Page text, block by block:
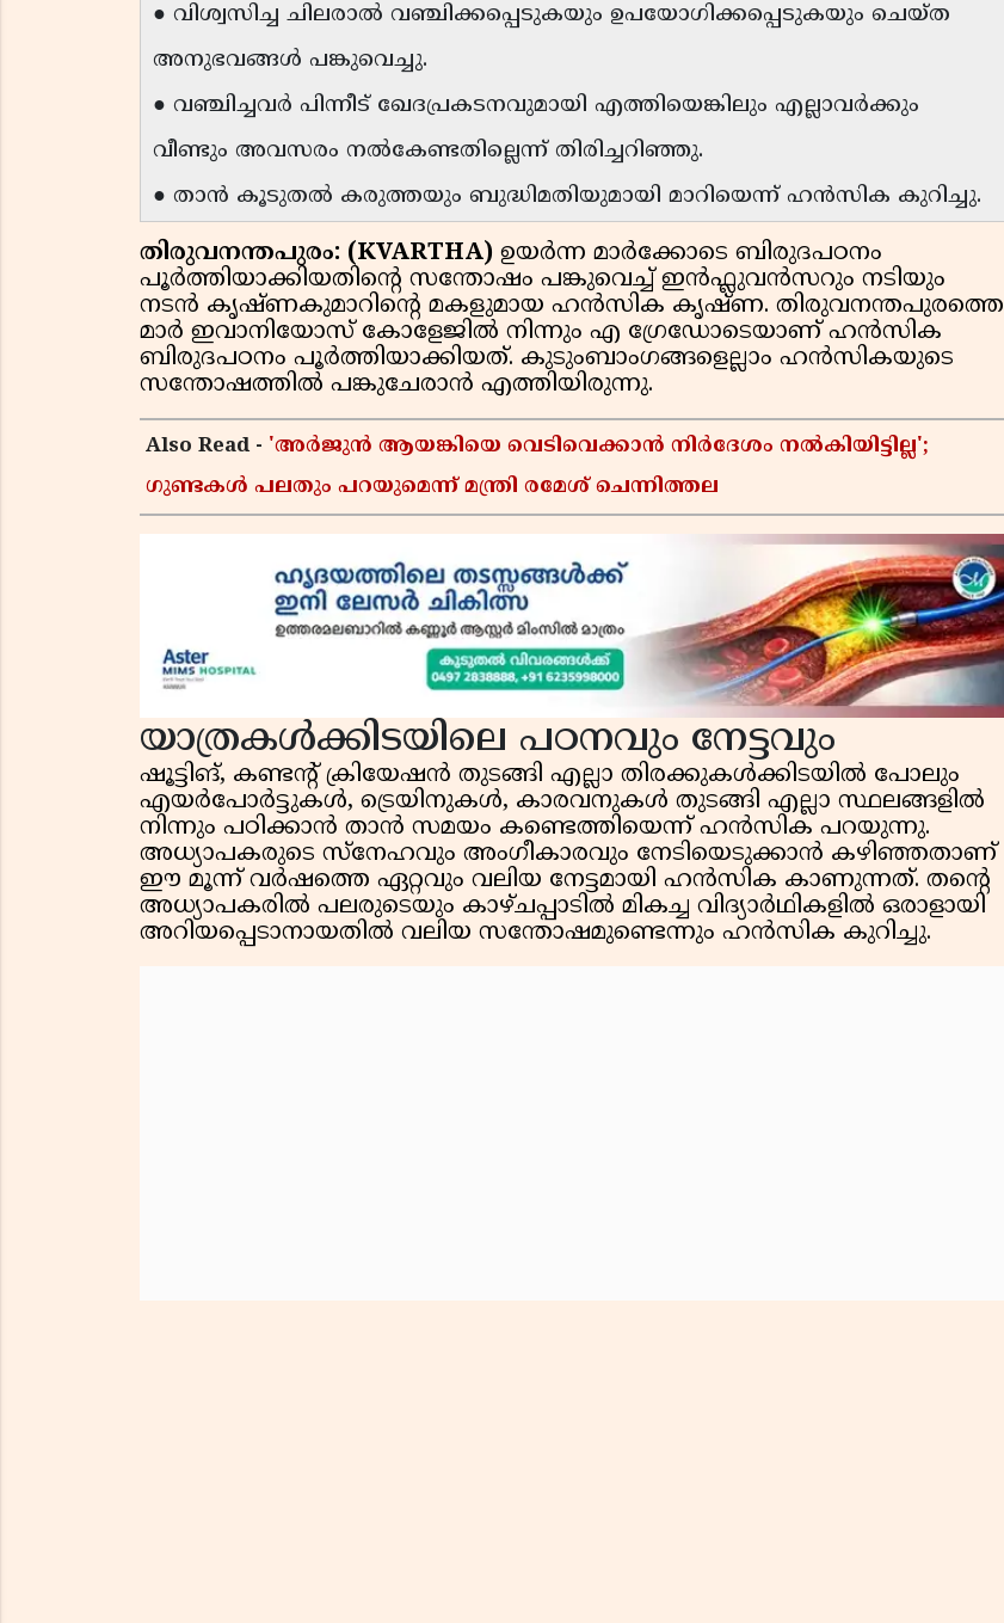
● വിശ്വസിച്ച ചിലരാൽ വഞ്ചിക്കപ്പെടുകയും ഉപയോഗിക്കപ്പെടുകയും ചെയ്ത
അനുഭവങ്ങൾ പങ്കുവെച്ചു.
● വഞ്ചിച്ചവർ പിന്നീട് ഖേദപ്രകടനവുമായി എത്തിയെങ്കിലും എല്ലാവർക്കും
വീണ്ടും അവസരം നൽകേണ്ടതില്ലെന്ന് തിരിച്ചറിഞ്ഞു.
● താൻ കൂടുതൽ കരുത്തയും ബുദ്ധിമതിയുമായി മാറിയെന്ന് ഹൻസിക കുറിച്ചു.
തിരുവനന്തപുരം: (KVARTHA) ഉയർന്ന മാർക്കോടെ ബിരുദപഠനം
പൂർത്തിയാക്കിയതിൻ്റെ സന്തോഷം പങ്കുവെച്ച് ഇൻഫ്ലുവൻസറും നടിയും
നടൻ കൃഷ്ണകുമാറിൻ്റെ മകളുമായ ഹൻസിക കൃഷ്ണ. തിരുവനന്തപുരത്തെ
മാർ ഇവാനിയോസ് കോളേജിൽ നിന്നും എ ഗ്രേഡോടെയാണ് ഹൻസിക
ബിരുദപഠനം പൂർത്തിയാക്കിയത്. കുടുംബാംഗങ്ങളെല്ലാം ഹൻസികയുടെ
സന്തോഷത്തിൽ പങ്കുചേരാൻ എത്തിയിരുന്നു.
Also Read - 'അർജുൻ ആയങ്കിയെ വെടിവെക്കാൻ നിർദേശം നൽകിയിട്ടില്ല';
ഗുണ്ടകൾ പലതും പറയുമെന്ന് മന്ത്രി രമേശ് ചെന്നിത്തല
യാത്രകൾക്കിടയിലെ പഠനവും നേട്ടവും
ഷൂട്ടിങ്, കണ്ടൻ്റ് ക്രിയേഷൻ തുടങ്ങി എല്ലാ തിരക്കുകൾക്കിടയിൽ പോലും
എയർപോർട്ടുകൾ, ട്രെയിനുകൾ, കാരവനുകൾ തുടങ്ങി എല്ലാ സ്ഥലങ്ങളിൽ
നിന്നും പഠിക്കാൻ താൻ സമയം കണ്ടെത്തിയെന്ന് ഹൻസിക പറയുന്നു.
അധ്യാപകരുടെ സ്നേഹവും അംഗീകാരവും നേടിയെടുക്കാൻ കഴിഞ്ഞതാണ്
ഈ മൂന്ന് വർഷത്തെ ഏറ്റവും വലിയ നേട്ടമായി ഹൻസിക കാണുന്നത്. തൻ്റെ
അധ്യാപകരിൽ പലരുടെയും കാഴ്ചപ്പാടിൽ മികച്ച വിദ്യാർഥികളിൽ ഒരാളായി
അറിയപ്പെടാനായതിൽ വലിയ സന്തോഷമുണ്ടെന്നും ഹൻസിക കുറിച്ചു.